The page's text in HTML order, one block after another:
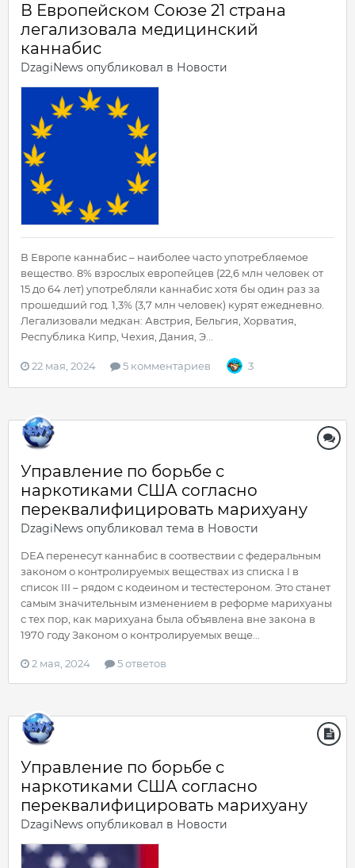
В Европейском Союзе 21 страна
легализовала медицинский
каннабис
DzagiNews опубликовал в Новости
В Европе каннабис – наиболее часто употребляемое
вещество. 8% взрослых европейцев (22,6 млн человек от
15 до 64 лет) употребляли каннабис хотя бы один раз за
прошедший год. 1,3% (3,7 млн человек) курят ежедневно.
Легализовали медкан: Австрия, Бельгия, Хорватия,
Республика Кипр, Чехия, Дания, Э...
22 мая, 2024 5 комментариев 3
Управление по борьбе с
наркотиками США согласно
переквалифицировать марихуану
DzagiNews опубликовал тема в Новости
DEA перенесут каннабис в соотвествии с федеральным
законом о контролируемых веществах из списка I в
список III – рядом с кодеином и тестестероном. Это станет
самым значительным изменением в реформе марихуаны
с тех пор, как марихуана была объявлена вне закона в
1970 году Законом о контролируемых веще...
2 мая, 2024 5 ответов
Управление по борьбе с
наркотиками США согласно
переквалифицировать марихуану
DzagiNews опубликовал в Новости